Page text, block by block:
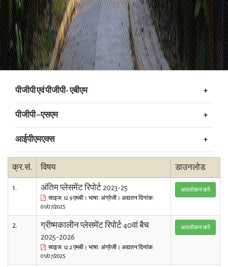
पीजीपी एवं पीजीपी- एबीएम
पीजीपी –एसएम
आईपीएमएक्स
क्र.सं. विषय डाउनलोड
1. अंतिम प्लेसमेंट रिपोर्ट 2023-25
साइज: 12.9 एमबी। भाषा: अंग्रेजी। अद्यतन दिनांक:
01/07/2025
अवलोकन करे
2.
ग्रीष्मकालीन प्लेसमेंट रिपोर्ट 40वां बैच
2025-2026
साइज: 12.2 एमबी। भाषा: अंग्रेजी। अद्यतन दिनांक:
01/07/2025
अवलोकन करे